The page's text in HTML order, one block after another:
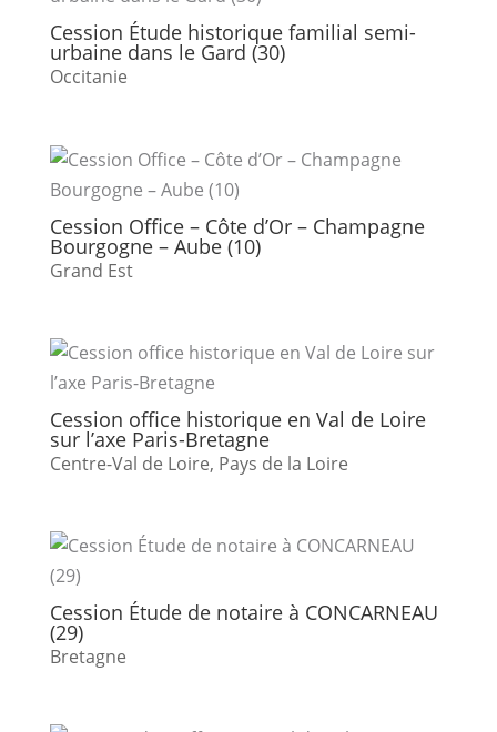
Cession Étude historique familial semi-
urbaine dans le Gard (30)
Occitanie
Cession Office – Côte d’Or – Champagne
Bourgogne – Aube (10)
Grand Est
Cession office historique en Val de Loire
sur l’axe Paris-Bretagne
Centre-Val de Loire, Pays de la Loire
Cession Étude de notaire à CONCARNEAU
(29)
Bretagne